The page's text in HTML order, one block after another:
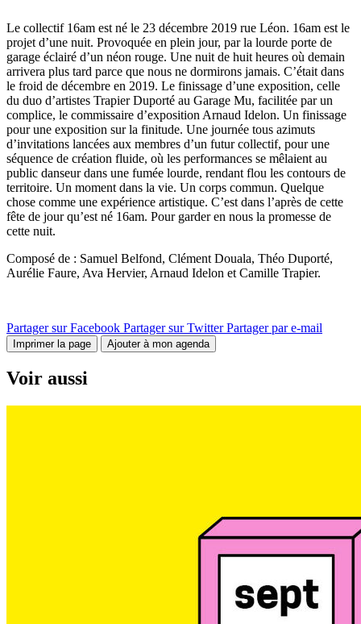
Le collectif 16am est né le 23 décembre 2019 rue Léon. 16am est le
projet d’une nuit. Provoquée en plein jour, par la lourde porte de
garage éclairé d’un néon rouge. Une nuit de huit heures où demain
arrivera plus tard parce que nous ne dormirons jamais. C’était dans
le froid de décembre en 2019. Le finissage d’une exposition, celle
du duo d’artistes Trapier Duporté au Garage Mu, facilitée par un
complice, le commissaire d’exposition Arnaud Idelon. Un finissage
pour une exposition sur la finitude. Une journée tous azimuts
d’invitations lancées aux membres d’un futur collectif, pour une
séquence de création fluide, où les performances se mêlaient au
public danseur dans une fumée lourde, rendant flou les contours de
territoire. Un moment dans la vie. Un corps commun. Quelque
chose comme une expérience artistique. C’est dans l’après de cette
fête de jour qu’est né 16am. Pour garder en nous la promesse de
cette nuit.
Composé de : Samuel Belfond, Clément Douala, Théo Duporté,
Aurélie Faure, Ava Hervier, Arnaud Idelon et Camille Trapier.
Partager sur Facebook Partager sur Twitter Partager par e-mail
Imprimer la page Ajouter à mon agenda
Voir aussi